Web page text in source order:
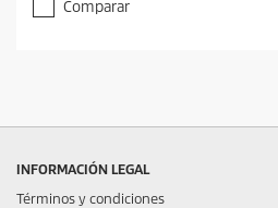
Comparar
INFORMACIÓN LEGAL
Términos y condiciones